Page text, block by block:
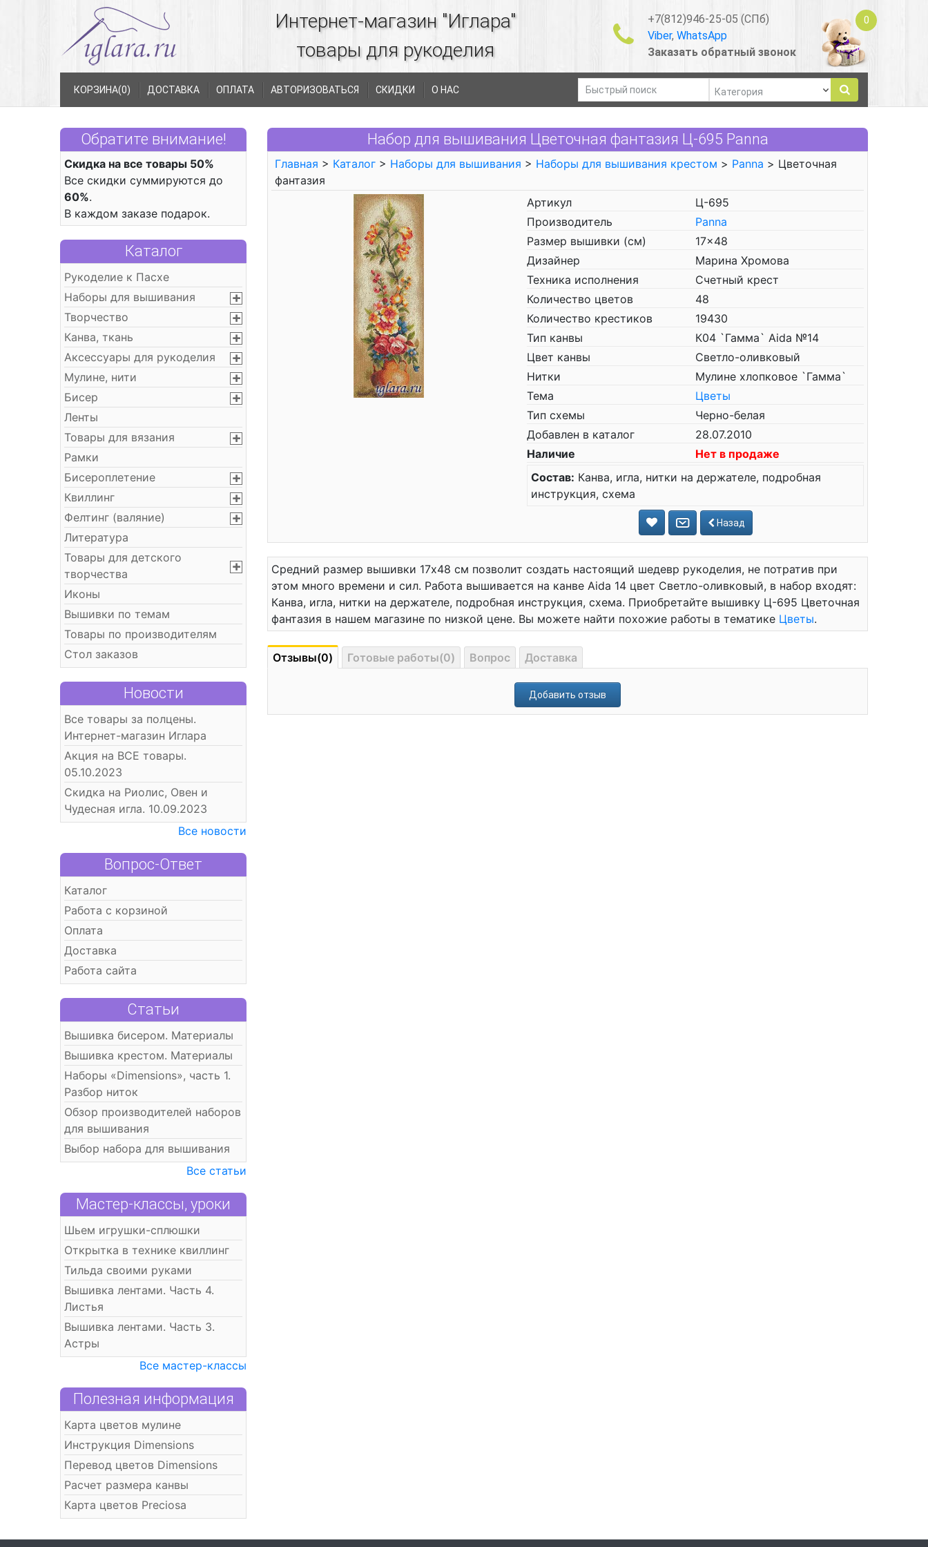
Интернет-магазин "Иглара"
товары для рукоделия
+7(812)946-25-05 (СПб)
Viber, WhatsApp
Заказать обратный звонок
0
КОРЗИНА(0) ДОСТАВКА ОПЛАТА АВТОРИЗОВАТЬСЯ СКИДКИ О НАС
Обратите внимание!
Скидка на все товары 50%
Все скидки суммируются до
60%.
В каждом заказе подарок.
Каталог
Рукоделие к Пасхе
Наборы для вышивания
Творчество
Канва, ткань
Аксессуары для рукоделия
Мулине, нити
Бисер
Ленты
Товары для вязания
Рамки
Бисероплетение
Квиллинг
Фелтинг (валяние)
Литература
Товары для детского
творчества
Иконы
Вышивки по темам
Товары по производителям
Стол заказов
Новости
Все товары за полцены.
Интернет-магазин Иглара
Акция на ВСЕ товары.
05.10.2023
Скидка на Риолис, Овен и
Чудесная игла. 10.09.2023
Все новости
Вопрос-Ответ
Каталог
Работа с корзиной
Оплата
Доставка
Работа сайта
Статьи
Вышивка бисером. Материалы
Вышивка крестом. Материалы
Наборы «Dimensions», часть 1.
Разбор ниток
Обзор производителей наборов
для вышивания
Выбор набора для вышивания
Все статьи
Мастер-классы, уроки
Шьем игрушки-сплюшки
Открытка в технике квиллинг
Тильда своими руками
Вышивка лентами. Часть 4.
Листья
Вышивка лентами. Часть 3.
Астры
Все мастер-классы
Полезная информация
Карта цветов мулине
Инструкция Dimensions
Перевод цветов Dimensions
Расчет размера канвы
Карта цветов Preciosa
Набор для вышивания Цветочная фантазия Ц-695 Panna
Главная > Каталог > Наборы для вышивания > Наборы для вышивания крестом > Panna > Цветочная
фантазия
Артикул
Ц-695
Производитель
Panna
Размер вышивки (см)
17x48
Дизайнер
Марина Хромова
Техника исполнения
Счетный крест
Количество цветов
48
Количество крестиков
19430
Тип канвы
К04 `Гамма` Aida №14
Цвет канвы
Светло-оливковый
Нитки
Мулине хлопковое `Гамма`
Тема
Цветы
Тип схемы
Черно-белая
Добавлен в каталог
28.07.2010
Наличие
Нет в продаже
Состав: Канва, игла, нитки на держателе, подробная
инструкция, схема
Назад
Средний размер вышивки 17x48 см позволит создать настоящий шедевр рукоделия, не потратив при
этом много времени и сил. Работа вышивается на канве Aida 14 цвет Светло-оливковый, в набор входят:
Канва, игла, нитки на держателе, подробная инструкция, схема. Приобретайте вышивку Ц-695 Цветочная
фантазия в нашем магазине по низкой цене. Вы можете найти похожие работы в тематике Цветы.
Отзывы(0) Готовые работы(0) Вопрос Доставка
Добавить отзыв